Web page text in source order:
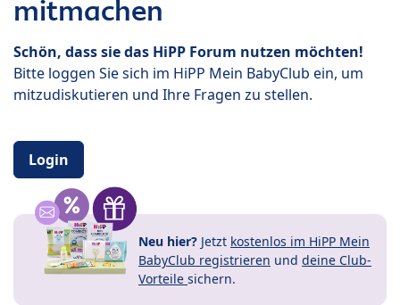
mitmachen
Schön, dass sie das HiPP Forum nutzen möchten!
Bitte loggen Sie sich im HiPP Mein BabyClub ein, um
mitzudiskutieren und Ihre Fragen zu stellen.
Login
Neu hier? Jetzt kostenlos im HiPP Mein
BabyClub registrieren und deine Club-
Vorteile sichern.